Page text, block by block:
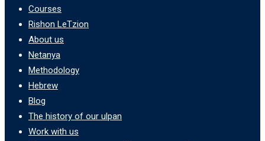
Courses
Rishon LeTzion
About us
Netanya
Methodology
Hebrew
Blog
The history of our ulpan
Work with us